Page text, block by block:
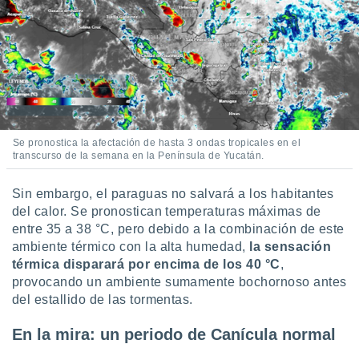
Se pronostica la afectación de hasta 3 ondas tropicales en el
transcurso de la semana en la Península de Yucatán.
Sin embargo, el paraguas no salvará a los habitantes
del calor. Se pronostican temperaturas máximas de
entre 35 a 38 °C, pero debido a la combinación de este
ambiente térmico con la alta humedad,
la sensación
térmica disparará por encima de los 40 °C,
provocando un ambiente sumamente bochornoso antes
del estallido de las tormentas.
En la mira: un periodo de Canícula normal